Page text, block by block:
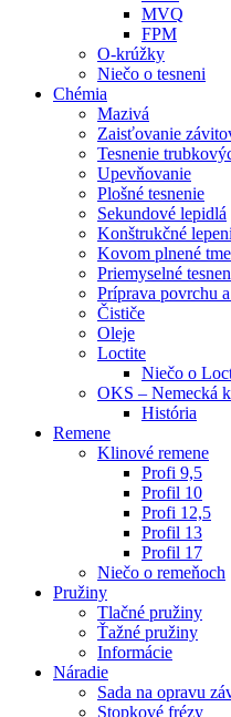
MVQ
FPM
O-krúžky
Niečo o tesneni
Chémia
Mazivá
Zaisťovanie
Tesnenie
Upevňovanie
Plošné tesnenie
Sekundové lepidlá
Konštrukčné
Kovom plnené
Priemyselné
Príprava povrchu
Čističe
Oleje
Loctite
Niečo o
OKS – Nemecká
História
Remene
Klinové remene
Profi 9,5
Profil 10
Profi 12,5
Profil 13
Profil 17
Niečo o remeňoch
Pružiny
Tlačné pružiny
Ťažné pružiny
Informácie
Náradie
Sada na opravu
Stopkové frézy